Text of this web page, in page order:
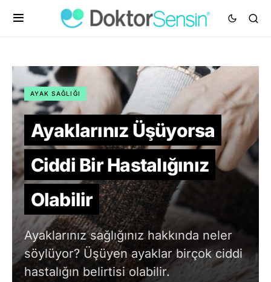
AYAK SAĞLIĞI
Ayaklarınız Üşüyorsa
Ciddi Bir Hastalığınız
Olabilir
Ayaklarınız sağlığınız hakkında neler
söylüyor? Üşüyen ayaklar birçok ciddi
hastalığın belirtisi olabilir.